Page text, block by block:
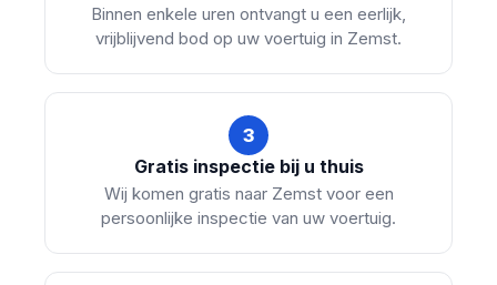
Binnen enkele uren ontvangt u een eerlijk,
vrijblijvend bod op uw voertuig in Zemst.
3
Gratis inspectie bij u thuis
Wij komen gratis naar Zemst voor een
persoonlijke inspectie van uw voertuig.